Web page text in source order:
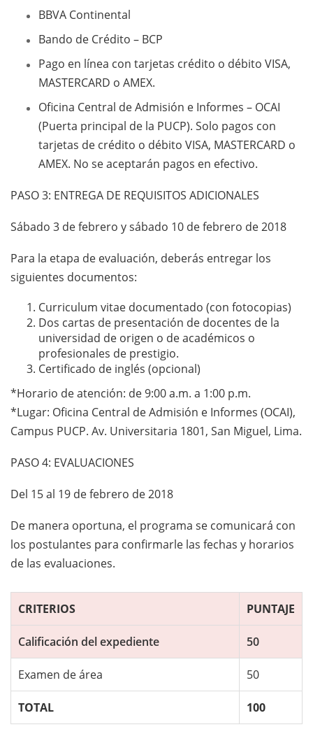
BBVA Continental
Bando de Crédito – BCP
Pago en línea con tarjetas crédito o débito VISA,
MASTERCARD o AMEX.
Oficina Central de Admisión e Informes – OCAI
(Puerta principal de la PUCP). Solo pagos con
tarjetas de crédito o débito VISA, MASTERCARD o
AMEX. No se aceptarán pagos en efectivo.
PASO 3: ENTREGA DE REQUISITOS ADICIONALES
Sábado 3 de febrero y sábado 10 de febrero de 2018
Para la etapa de evaluación, deberás entregar los
siguientes documentos:
Curriculum vitae documentado (con fotocopias)
Dos cartas de presentación de docentes de la
universidad de origen o de académicos o
profesionales de prestigio.
Certificado de inglés (opcional)
*Horario de atención: de 9:00 a.m. a 1:00 p.m.
*Lugar: Oficina Central de Admisión e Informes (OCAI),
Campus PUCP. Av. Universitaria 1801, San Miguel, Lima.
PASO 4: EVALUACIONES
Del 15 al 19 de febrero de 2018
De manera oportuna, el programa se comunicará con
los postulantes para confirmarle las fechas y horarios
de las evaluaciones.
CRITERIOS PUNTAJE
Calificación del expediente 50
Examen de área 50
TOTAL 100